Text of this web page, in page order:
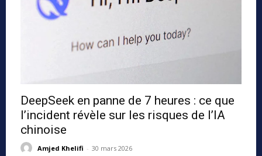
DeepSeek en panne de 7 heures : ce que
l’incident révèle sur les risques de l’IA
chinoise
Amjed Khelifi - 30 mars 2026